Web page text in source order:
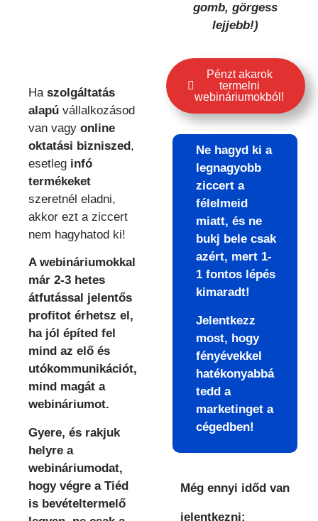
Ha szolgáltatás
alapú vállalkozásod
van vagy online
oktatási bizniszed,
esetleg infó
termékeket
szeretnél eladni,
akkor ezt a ziccert
nem hagyhatod ki!
A webináriumokkal
már 2-3 hetes
átfutással jelentős
profitot érhetsz el ,
ha jól építed fel
mind az elő és
utókommunikációt,
mind magát a
webináriumot.
Gyere, és rakjuk
helyre a
webináriumodat,
hogy végre a Tiéd
is bevételtermelő
gomb, görgess
lejjebb!)
Pénzt akarok
termelni
webináriumokból!
Ne hagyd ki a
legnagyobb
ziccert a
félelmeid
miatt, és ne
bukj bele csak
azért, mert 1-
1 fontos lépés
kimaradt!
Jelentkezz
most, hogy
fényévekkel
hatékonyabbá
tedd a
marketinget a
cégedben!
Még ennyi időd van
jelentkezni: